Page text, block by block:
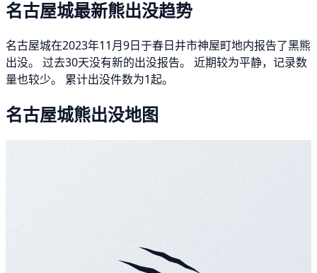
名古屋城最新熊出没趋势
名古屋城在2023年11月9日于春日井市神屋町地内报告了黑熊
出没。 过去30天没有新的出没报告。 近期较为平静，记录数
量也较少。 累计出没件数为1起。
名古屋城熊出没地图